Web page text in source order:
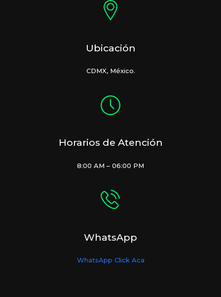
Ubicación
CDMX, México.
Horarios de Atención
8:00 AM – 06:00 PM
WhatsApp
WhatsApp Click Aca